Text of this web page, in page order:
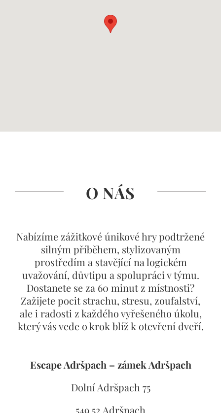
O NÁS
Nabízíme zážitkové únikové hry podtržené
silným příběhem, stylizovaným
prostředím a stavějící na logickém
uvažování, důvtipu a spolupráci v týmu.
Dostanete se za 60 minut z místnosti?
Zažijete pocit strachu, stresu, zoufalství,
ale i radosti z každého vyřešeného úkolu,
který vás vede o krok blíž k otevření dveří.
Escape Adršpach – zámek Adršpach
Dolní Adršpach 75
549 52 Adršpach